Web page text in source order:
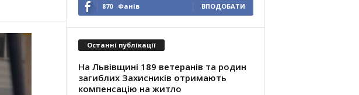
870 Фанів ВПОДОБАТИ
Останні публікації
На Львівщині 189 ветеранів та родин
загиблих Захисників отримають
компенсацію на житло